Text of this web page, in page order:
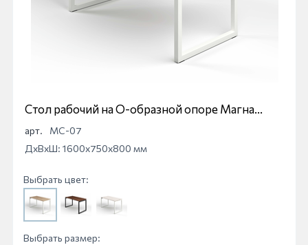
Стол рабочий на О-образной опоре Магна
МС-07
арт.
МС-07
ДхВхШ: 1600x750x800 мм
Выбрать цвет:
Выбрать размер: